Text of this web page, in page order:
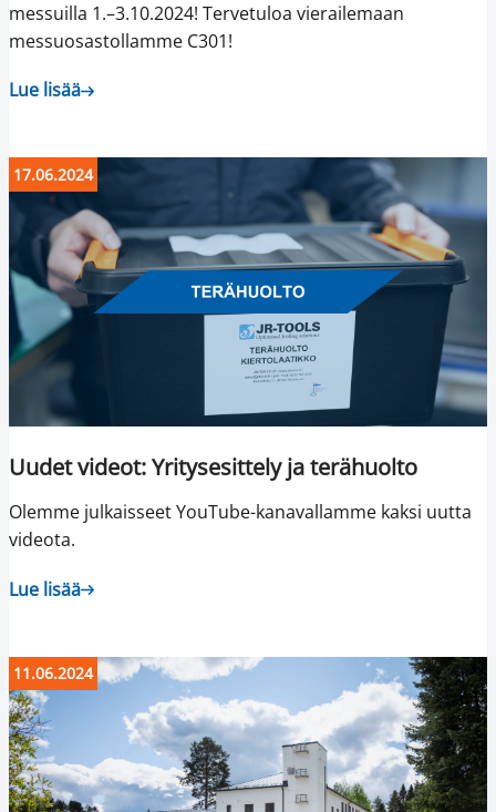
messuilla 1.–3.10.2024! Tervetuloa vierailemaan
messuosastollamme C301!
Lue lisää
17.06.2024
Uudet videot: Yritysesittely ja terähuolto
Olemme julkaisseet YouTube-kanavallamme kaksi uutta
videota.
Lue lisää
11.06.2024